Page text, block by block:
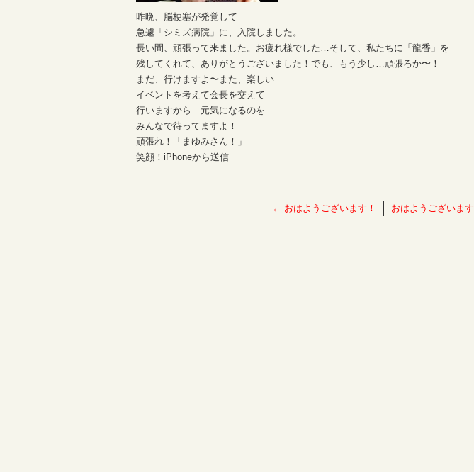
昨晩、脳梗塞が発覚して
急遽「シミズ病院」に、入院しました。
長い間、頑張って来ました。お疲れ様でした…そして、私たちに「龍香」を
残してくれて、ありがとうございました！でも、もう少し…頑張ろか〜！
まだ、行けますよ〜また、楽しい
イベントを考えて会長を交えて
行いますから…元気になるのを
みんなで待ってますよ！
頑張れ！「まゆみさん！」
笑顔！iPhoneから送信
← おはようございます！ おはようございます